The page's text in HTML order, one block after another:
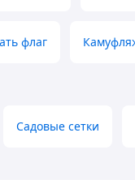
флаг
Садовые сетки